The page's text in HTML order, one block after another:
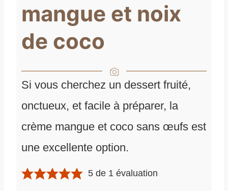
mangue et noix
de coco
Si vous cherchez un dessert fruité,
onctueux, et facile à préparer, la
crème mangue et coco sans œufs est
une excellente option.
5 de 1 évaluation